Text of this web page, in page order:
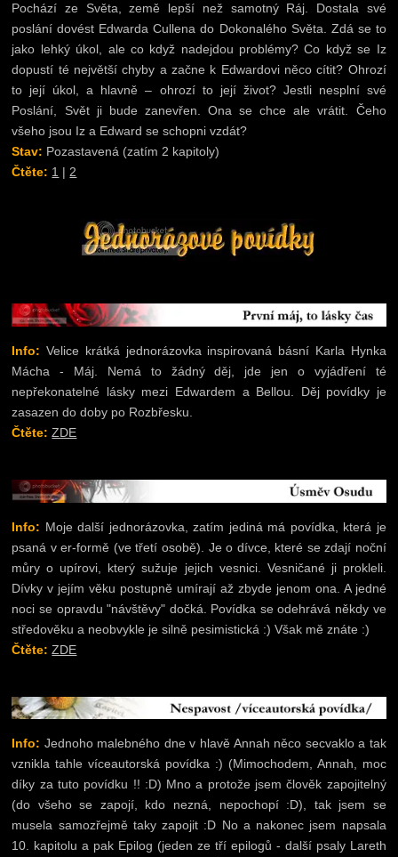
Pochází ze Světa, země lepší než samotný Ráj. Dostala své
poslání dovést Edwarda Cullena do Dokonalého Světa. Zdá se to
jako lehký úkol, ale co když nadejdou problémy? Co když se Iz
dopustí té největší chyby a začne k Edwardovi něco cítit? Ohrozí
to její úkol, a hlavně – ohrozí to její život? Jestli nesplní své
Poslání, Svět ji bude zanevřen. Ona se chce ale vrátit. Čeho
všeho jsou Iz a Edward se schopni vzdát?
Stav: Pozastavená (zatím 2 kapitoly)
Čtěte: 1 | 2
Info: Velice krátká jednorázovka inspirovaná básní Karla Hynka
Mácha - Máj. Nemá to žádný děj, jde jen o vyjádření té
nepřekonatelné lásky mezi Edwardem a Bellou. Děj povídky je
zasazen do doby po Rozbřesku.
Čtěte: ZDE
Info: Moje další jednorázovka, zatím jediná má povídka, která je
psaná v er-formě (ve třetí osobě). Je o dívce, které se zdají noční
můry o upírovi, který sužuje jejich vesnici. Vesničané ji prokleli.
Dívky v jejím věku postupně umírají až zbyde jenom ona. A jedné
noci se opravdu "návštěvy" dočká. Povídka se odehrává někdy ve
středověku a neobvykle je silně pesimistická :) Však mě znáte :)
Čtěte: ZDE
Info: Jednoho malebného dne v hlavě Annah něco secvaklo a tak
vznikla tahle víceautorská povídka :) (Mimochodem, Annah, moc
díky za tuto povídku !! :D) Mno a protože jsem člověk zapojitelný
(do všeho se zapojí, kdo nezná, nepochopí :D), tak jsem se
musela samozřejmě taky zapojit :D No a nakonec jsem napsala
10. kapitolu a pak Epilog (jeden ze tří epilogů - další psaly Lareth